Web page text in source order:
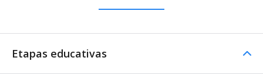
Etapas educativas